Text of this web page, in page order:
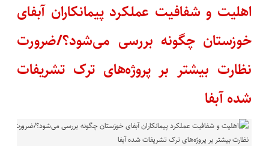
اهلیت و شفافیت عملکرد پیمانکاران آبفای
خوزستان چگونه بررسی می‌شود؟/ضرورت
نظارت بیشتر بر پروژه‌های ترک تشریفات
شده آبفا